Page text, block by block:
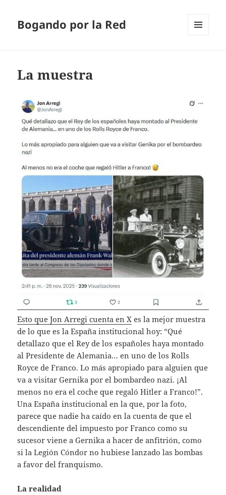
Bogando por la Red
La muestra
Esto que Jon Arregi cuenta en X es la mejor muestra
de lo que es la España institucional hoy: “Qué
detallazo que el Rey de los españoles haya montado
al Presidente de Alemania… en uno de los Rolls
Royce de Franco. Lo más apropiado para alguien que
va a visitar Gernika por el bombardeo nazi. ¡Al
menos no era el coche que regaló Hitler a Franco!”.
Una España institucional en la que, por la foto,
parece que nadie ha caído en la cuenta de que el
descendiente del impuesto por Franco como su
sucesor viene a Gernika a hacer de anfitrión, como
si la Legión Cóndor no hubiese lanzado las bombas
a favor del franquismo.
La realidad